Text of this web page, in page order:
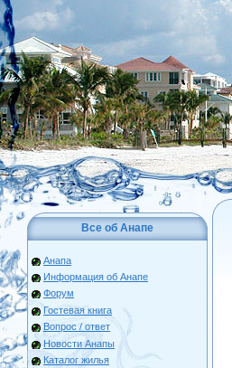
Все об Анапе
Анапа
Информация об Анапе
Форум
Гостевая книга
Вопрос / ответ
Новости Анапы
Каталог жилья